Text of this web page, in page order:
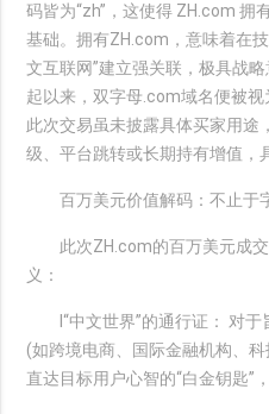
码皆为“zh”，这使得 ZH.com 拥
基础。拥有ZH.com，意味着在
文互联网”建立强关联，极具战
起以来，双字母.com域名便被视
此次交易虽未披露具体买家用途
级、平台跳转或长期持有增值，
百万美元价值解码：不止于
此次ZH.com的百万美元成交
义：
l“中文世界”的通行证： 对于
(如跨境电商、国际金融机构、
直达目标用户心智的“白金钥匙”